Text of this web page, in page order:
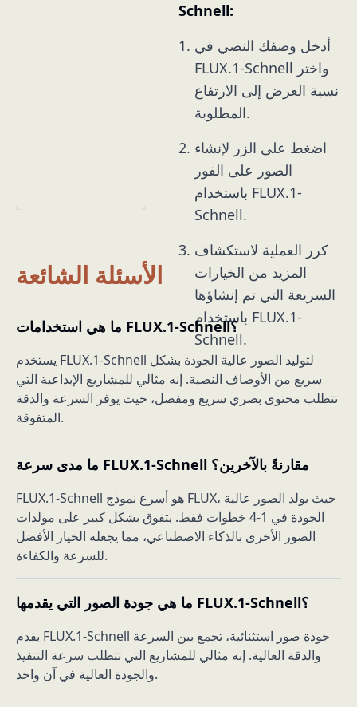
Schnell:
أدخل وصفك النصي في
FLUX.1-Schnell واختر
نسبة العرض إلى الارتفاع
المطلوبة.
اضغط على الزر لإنشاء
الصور على الفور
باستخدام FLUX.1-
Schnell.
كرر العملية لاستكشاف
المزيد من الخيارات
السريعة التي تم إنشاؤها
باستخدام FLUX.1-
Schnell.
الأسئلة الشائعة
ما هي استخدامات FLUX.1-Schnell؟
يستخدم FLUX.1-Schnell لتوليد الصور عالية الجودة بشكل
سريع من الأوصاف النصية. إنه مثالي للمشاريع الإبداعية التي
تتطلب محتوى بصري سريع ومفصل، حيث يوفر السرعة والدقة
المتفوقة.
ما مدى سرعة FLUX.1-Schnell مقارنةً بالآخرين؟
FLUX.1-Schnell هو أسرع نموذج FLUX، حيث يولد الصور عالية
الجودة في 1-4 خطوات فقط. يتفوق بشكل كبير على مولدات
الصور الأخرى بالذكاء الاصطناعي، مما يجعله الخيار الأفضل
للسرعة والكفاءة.
ما هي جودة الصور التي يقدمها FLUX.1-Schnell؟
يقدم FLUX.1-Schnell جودة صور استثنائية، تجمع بين السرعة
والدقة العالية. إنه مثالي للمشاريع التي تتطلب سرعة التنفيذ
والجودة العالية في آن واحد.